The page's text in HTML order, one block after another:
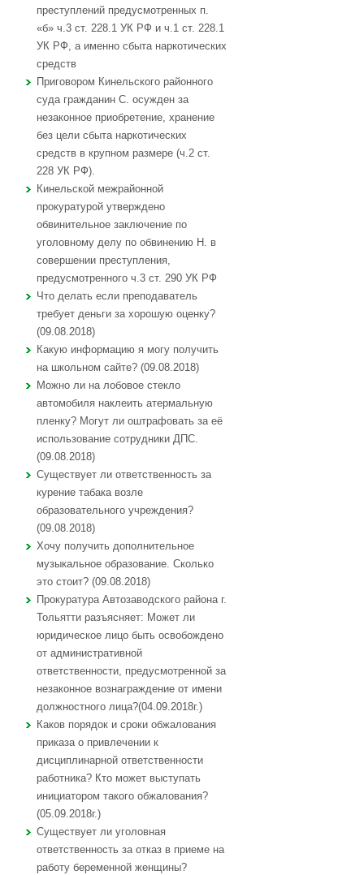
преступлений предусмотренных п.
«б» ч.3 ст. 228.1 УК РФ и ч.1 ст. 228.1
УК РФ, а именно сбыта наркотических
средств
Приговором Кинельского районного
суда гражданин С. осужден за
незаконное приобретение, хранение
без цели сбыта наркотических
средств в крупном размере (ч.2 ст.
228 УК РФ).
Кинельской межрайонной
прокуратурой утверждено
обвинительное заключение по
уголовному делу по обвинению Н. в
совершении преступления,
предусмотренного ч.3 ст. 290 УК РФ
Что делать если преподаватель
требует деньги за хорошую оценку?
(09.08.2018)
Какую информацию я могу получить
на школьном сайте? (09.08.2018)
Можно ли на лобовое стекло
автомобиля наклеить атермальную
пленку? Могут ли оштрафовать за её
использование сотрудники ДПС.
(09.08.2018)
Существует ли ответственность за
курение табака возле
образовательного учреждения?
(09.08.2018)
Хочу получить дополнительное
музыкальное образование. Сколько
это стоит? (09.08.2018)
Прокуратура Автозаводского района г.
Тольятти разъясняет: Может ли
юридическое лицо быть освобождено
от административной
ответственности, предусмотренной за
незаконное вознаграждение от имени
должностного лица?(04.09.2018г.)
Каков порядок и сроки обжалования
приказа о привлечении к
дисциплинарной ответственности
работника? Кто может выступать
инициатором такого обжалования?
(05.09.2018г.)
Существует ли уголовная
ответственность за отказ в приеме на
работу беременной женщины?